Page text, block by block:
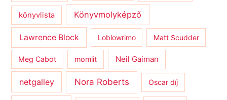
könyvlista Könyvmolyképző
Lawrence Block Loblowrimo Matt Scudder
Meg Cabot momlit Neil Gaiman
netgalley Nora Roberts Oscar díj